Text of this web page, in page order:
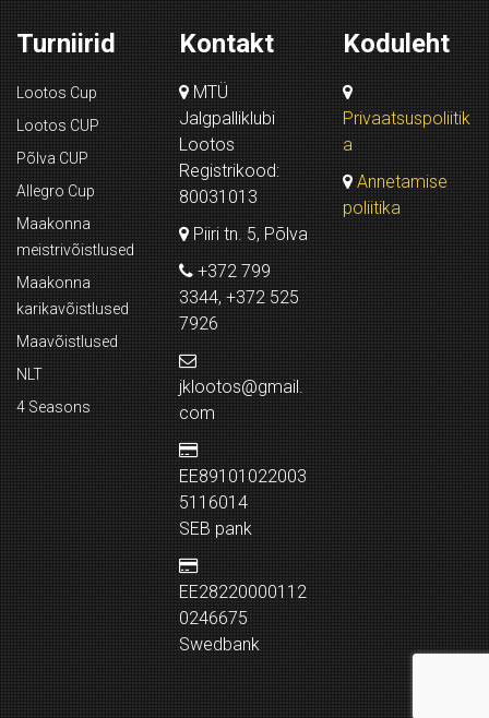
Turniirid
Lootos Cup
Lootos CUP
Põlva CUP
Allegro Cup
Maakonna
meistrivõistlused
Maakonna
karikavõistlused
Maavõistlused
NLT
4 Seasons
Kontakt
MTÜ
Jalgpalliklubi
Lootos
Registrikood:
80031013
Piiri tn. 5, Põlva
+372 799
3344, +372 525
7926
jklootos@gmail.
com
EE89101022003
5116014
SEB pank
EE28220000112
0246675
Swedbank
Koduleht
Privaatsuspoliitik
a
Annetamise
poliitika